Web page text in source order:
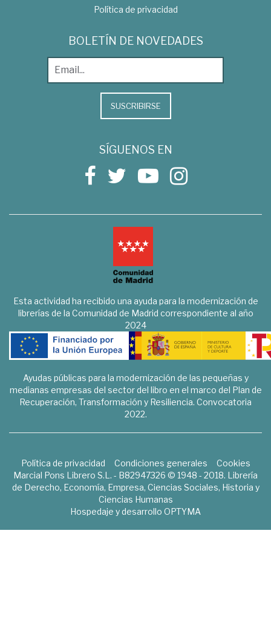
Política de privacidad
BOLETÍN DE NOVEDADES
SUSCRIBIRSE
SÍGUENOS EN
Esta actividad ha recibido una ayuda para la modernización de
librerías de la Comunidad de Madrid correspondiente al año
2024
Ayudas públicas para la modernización de las pequeñas y
medianas empresas del sector del libro en el marco del Plan de
Recuperación, Transformación y Resiliencia. Convocatoria
2022.
Política de privacidad Condiciones generales
Cookies
Marcial Pons Librero S.L. - B82947326 © 1948 - 2018. Librería
de Derecho, Economía, Empresa, Ciencias Sociales, Historia y
Ciencias Humanas
Hospedaje y desarrollo OPTYMA